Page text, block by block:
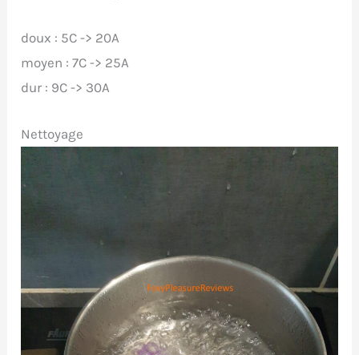
doux : 5C -> 20A
moyen : 7C -> 25A
dur : 9C -> 30A
Nettoyage